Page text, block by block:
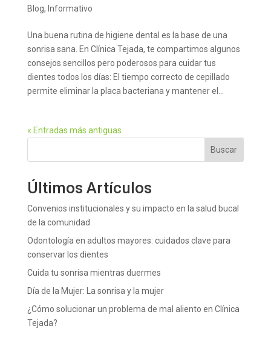
Blog, Informativo
Una buena rutina de higiene dental es la base de una
sonrisa sana. En Clínica Tejada, te compartimos algunos
consejos sencillos pero poderosos para cuidar tus
dientes todos los días: El tiempo correcto de cepillado
permite eliminar la placa bacteriana y mantener el...
« Entradas más antiguas
Buscar
Últimos Artículos
Convenios institucionales y su impacto en la salud bucal
de la comunidad
Odontología en adultos mayores: cuidados clave para
conservar los dientes
Cuida tu sonrisa mientras duermes
Día de la Mujer: La sonrisa y la mujer
¿Cómo solucionar un problema de mal aliento en Clínica
Tejada?